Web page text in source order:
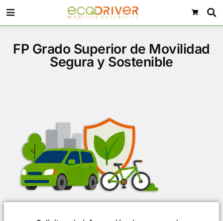
FP Grado Superior de
Segura y Sostenible